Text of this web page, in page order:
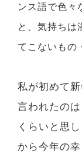
ンス語で色々
と、気持ちは
てこないもの
私が初めて
言われたの
くらいと思
から今年の